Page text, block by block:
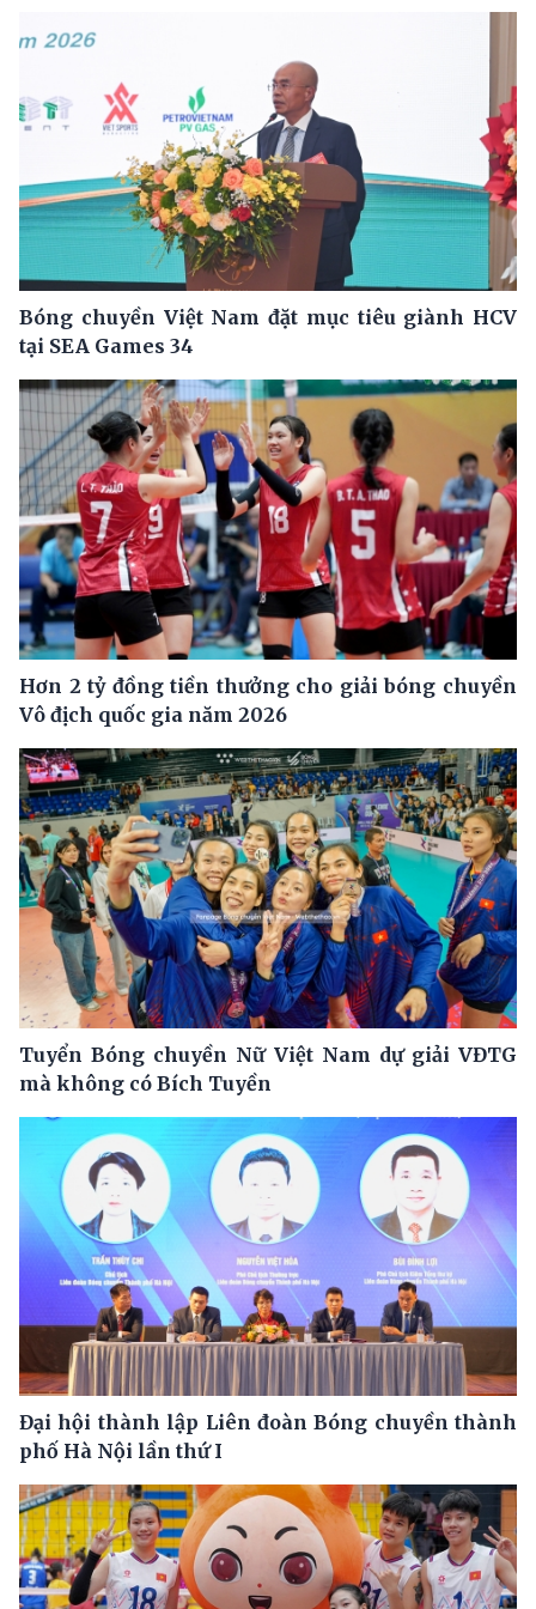
Bóng chuyền Việt Nam đặt mục tiêu giành HCV
tại SEA Games 34
Hơn 2 tỷ đồng tiền thưởng cho giải bóng chuyền
Vô địch quốc gia năm 2026
Tuyển Bóng chuyền Nữ Việt Nam dự giải VĐTG
mà không có Bích Tuyền
Đại hội thành lập Liên đoàn Bóng chuyền thành
phố Hà Nội lần thứ I